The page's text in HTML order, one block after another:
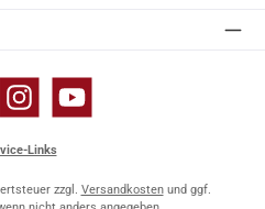
Instagram YouTube
Links
zzgl. Versandkostenund ggf.